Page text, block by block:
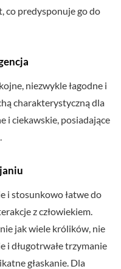
co predysponuje go do
niezwykle łagodne i
charakterystyczną dla
i ciekawskie, posiadające
i stosunkowo łatwe do
z człowiekiem.
jak wiele królików, nie
i długotrwałe trzymanie
głaskanie. Dla